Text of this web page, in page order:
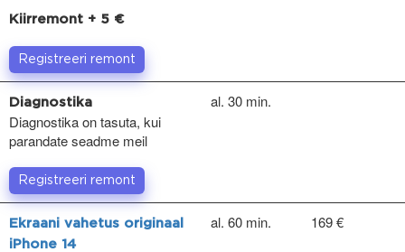
Kiirremont + 5 €
Registreeri remont
Diagnostika
Diagnostika on tasuta, kui
parandate seadme meil
al. 30 min.
Registreeri remont
Ekraani vahetus originaal
iPhone 14
al. 60 min. 169 €